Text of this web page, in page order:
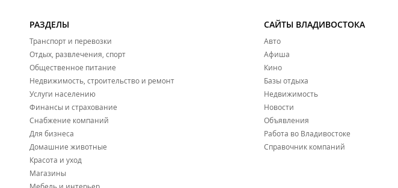
РАЗДЕЛЫ
Транспорт и перевозки
Отдых, развлечения, спорт
Общественное питание
Недвижимость, строительство и ремонт
Услуги населению
Финансы и страхование
Снабжение компаний
Для бизнеса
Домашние животные
Красота и уход
Магазины
САЙТЫ ВЛАДИВОСТОКА
Авто
Афиша
Кино
Базы отдыха
Недвижимость
Новости
Объявления
Работа во Владивостоке
Справочник компаний